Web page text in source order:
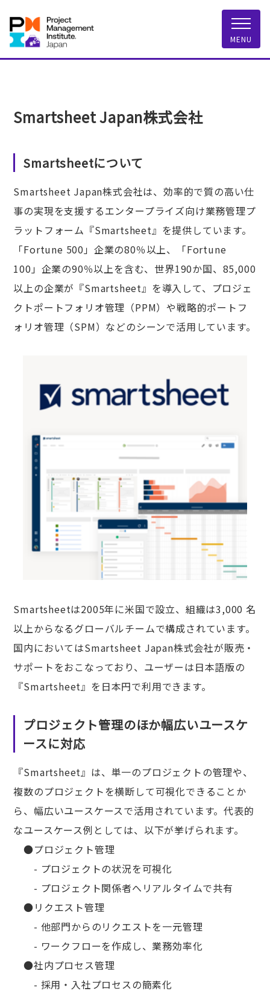
一般社団法人 PMI
MENU
Smartsheet Japan株式会社
Smartsheetについて
Smartsheet Japan株式会社は、効率的で質の高い仕
事の実現を支援するエンタープライズ向け業務管理プ
ラットフォーム『Smartsheet』を提供しています。
「Fortune 500」企業の80％以上、「Fortune
100」企業の90％以上を含む、世界190か国、85,000
以上の企業が『Smartsheet』を導入して、プロジェ
クトポートフォリオ管理（PPM）や戦略的ポートフ
ォリオ管理（SPM）などのシーンで活用しています。
Smartsheetは2005年に米国で設立、組織は3,000 名
以上からなるグローバルチームで構成されています。
国内においてはSmartsheet Japan株式会社が販売・
サポートをおこなっており、ユーザーは日本語版の
『Smartsheet』を日本円で利用できます。
プロジェクト管理のほか幅広いユースケ
ースに対応
『Smartsheet』は、単一のプロジェクトの管理や、
複数のプロジェクトを横断して可視化できることか
ら、幅広いユースケースで活用されています。代表的
なユースケース例としては、以下が挙げられます。
●プロジェクト管理
- プロジェクトの状況を可視化
- プロジェクト関係者へリアルタイムで共有
●リクエスト管理
- 他部門からのリクエストを一元管理
- ワークフローを作成し、業務効率化
●社内プロセス管理
- 採用・入社プロセスの簡素化